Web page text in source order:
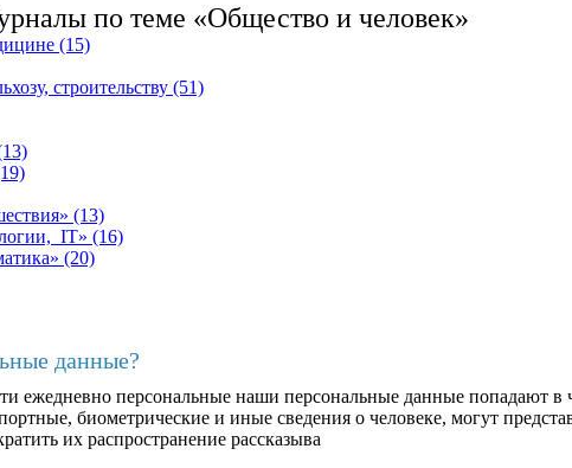
по теме «Общество и человек»
(15)
строительству (51)
(13)
IT» (16)
(20)
данные?
ежедневно персональные наши персональные данные попадают в
биометрические и иные сведения о человеке, могут
их распространение рассказыва